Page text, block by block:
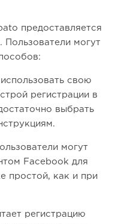
предоставляется
Пользователи могут
свою
регистрации в
выбрать
могут
Facebook для
простой, как и при
регистрацию